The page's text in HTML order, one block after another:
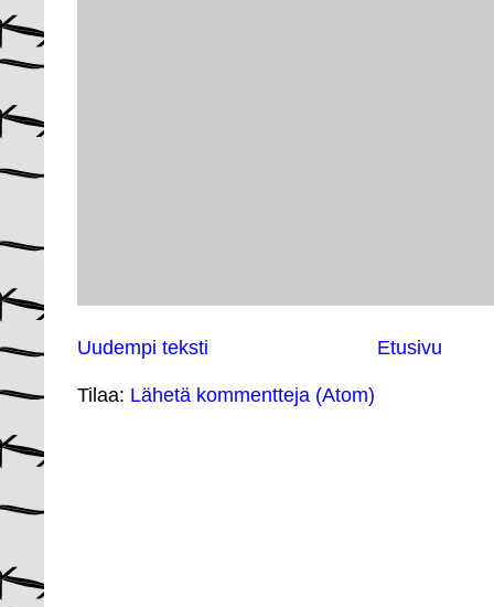
Uudempi teksti Etusivu
Tilaa: Lähetä kommentteja (Atom)